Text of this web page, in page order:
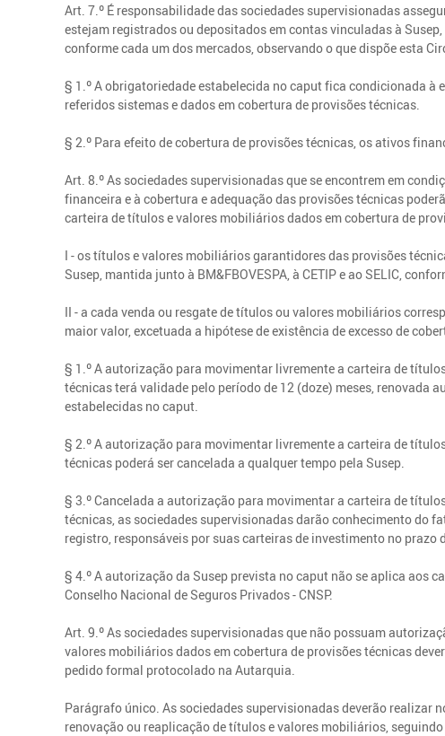
Art. 7.º É responsabilidade das sociedades supervisionadas
estejam registrados ou depositados em contas vinculadas à Susep,
conforme cada um dos mercados, observando o que dispõe esta
§ 1.º A obrigatoriedade estabelecida no caput fica condicionada
referidos sistemas e dados em cobertura de provisões técnicas.
§ 2.º Para efeito de cobertura de provisões técnicas, os ativos
Art. 8.º As sociedades supervisionadas que se encontrem em
financeira e à cobertura e adequação das provisões técnicas
carteira de títulos e valores mobiliários dados em cobertura de
I - os títulos e valores mobiliários garantidores das provisões
Susep, mantida junto à BM&FBOVESPA, à CETIP e ao SELIC,
II - a cada venda ou resgate de títulos ou valores mobiliários
maior valor, excetuada a hipótese de existência de excesso de
§ 1.º A autorização para movimentar livremente a carteira de
técnicas terá validade pelo período de 12 (doze) meses, renovada
estabelecidas no caput.
§ 2.º A autorização para movimentar livremente a carteira de
técnicas poderá ser cancelada a qualquer tempo pela Susep.
§ 3.º Cancelada a autorização para movimentar a carteira de
técnicas, as sociedades supervisionadas darão conhecimento do
registro, responsáveis por suas carteiras de investimento no prazo
§ 4.º A autorização da Susep prevista no caput não se aplica aos
Conselho Nacional de Seguros Privados - CNSP.
Art. 9.º As sociedades supervisionadas que não possuam
valores mobiliários dados em cobertura de provisões técnicas
pedido formal protocolado na Autarquia.
Parágrafo único. As sociedades supervisionadas deverão realizar
renovação ou reaplicação de títulos e valores mobiliários,